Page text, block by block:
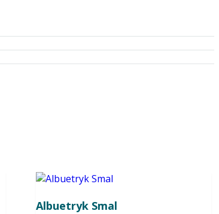
Albuetryk Smal